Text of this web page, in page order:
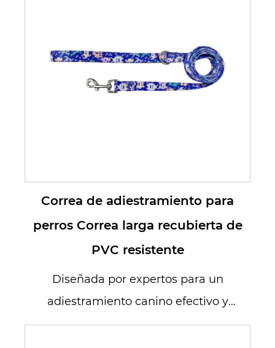
Correa de adiestramiento para
perros Correa larga recubierta de
PVC resistente
Diseñada por expertos para un
adiestramiento canino efectivo y
eficiente, nuestra correa de